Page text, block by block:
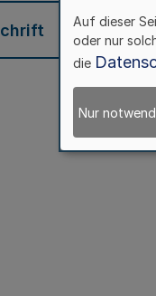
Auf dieser
oder nur
die
Nur